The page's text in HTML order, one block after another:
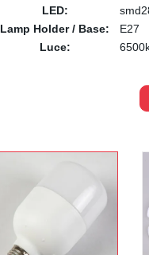
LED:
Lamp Holder / Base:
E27
Luce: